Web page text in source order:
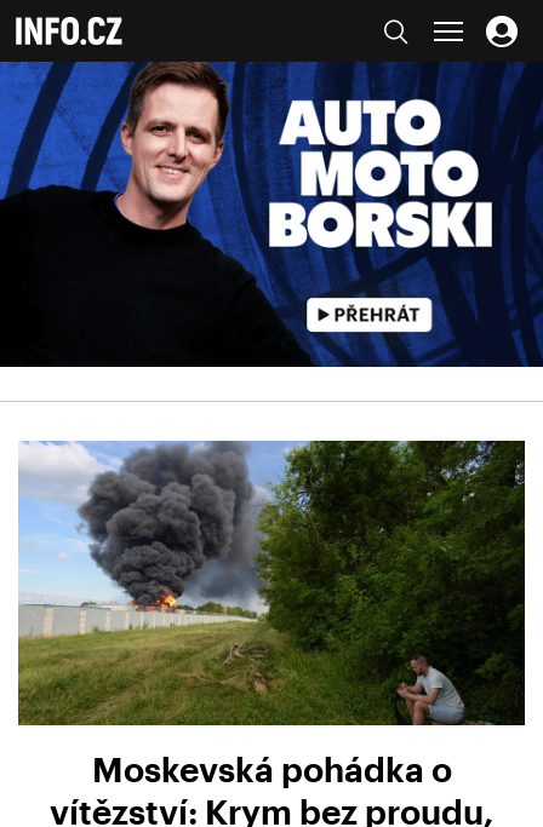
Moskevská pohádka o
vítězství: Krym bez proudu,